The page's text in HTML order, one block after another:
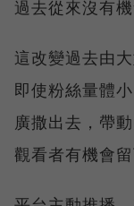
過去從來沒有
這改變過去由
即使粉絲量體
廣撒出去，帶
觀看者有機會留